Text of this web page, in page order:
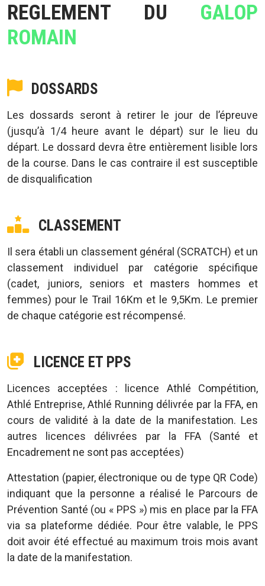
REGLEMENT DU GALOP
ROMAIN
DOSSARDS
Les dossards seront à retirer le jour de l’épreuve
(jusqu’à 1/4 heure avant le départ) sur le lieu du
départ. Le dossard devra être entièrement lisible lors
de la course. Dans le cas contraire il est susceptible
de disqualification
CLASSEMENT
Il sera établi un classement général (SCRATCH) et un
classement individuel par catégorie spécifique
(cadet, juniors, seniors et masters hommes et
femmes) pour le Trail 16Km et le 9,5Km. Le premier
de chaque catégorie est récompensé.
LICENCE ET PPS
Licences acceptées : licence Athlé Compétition,
Athlé Entreprise, Athlé Running délivrée par la FFA, en
cours de validité à la date de la manifestation. Les
autres licences délivrées par la FFA (Santé et
Encadrement ne sont pas acceptées)
Attestation (papier, électronique ou de type QR Code)
indiquant que la personne a réalisé le Parcours de
Prévention Santé (ou « PPS ») mis en place par la FFA
via sa plateforme dédiée. Pour être valable, le PPS
doit avoir été effectué au maximum trois mois avant
la date de la manifestation.